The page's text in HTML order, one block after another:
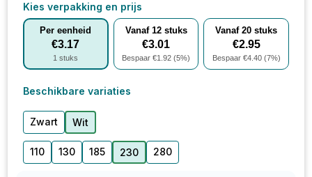
Kies verpakking en prijs
Per eenheid
€3.17
1 stuks
Vanaf 12stuks
€3.01
Bespaar €1.92 (5%)
Vanaf20 stuks
€2.95
Bespaar €4.40(7%)
Beschikbare variaties
Zwart Wit
110 130 185 230 280